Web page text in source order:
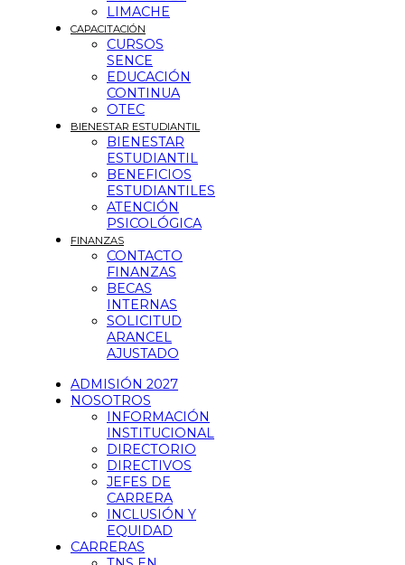
LIMACHE
CAPACITACIÓN
CURSOS
SENCE
EDUCACIÓN
CONTINUA
OTEC
BIENESTAR ESTUDIANTIL
BIENESTAR
ESTUDIANTIL
BENEFICIOS
ESTUDIANTILES
ATENCIÓN
PSICOLÓGICA
FINANZAS
CONTACTO
FINANZAS
BECAS
INTERNAS
SOLICITUD
ARANCEL
AJUSTADO
ADMISIÓN 2027
NOSOTROS
INFORMACIÓN
INSTITUCIONAL
DIRECTORIO
DIRECTIVOS
JEFES DE
CARRERA
INCLUSIÓN Y
EQUIDAD
CARRERAS